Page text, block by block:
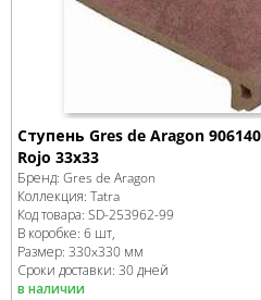
Ступень Gres de Aragon
Rojo 33x33
Бренд: Gres de Aragon
Коллекция: Tatra
Код товара: SD-253962-99
В коробке: 6 шт,
Размер: 330x330 мм
Сроки доставки: 30 дней
в наличии